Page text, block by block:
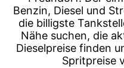
Benzin, Diesel und
die billigste
Nähe suchen, die
Dieselpreise finden
Spritpreise